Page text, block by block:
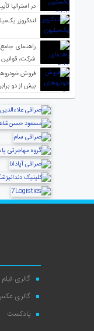
در استرالیا
لندکروزر
شرکت،
فروش
بیش از دو
گالری فیلم
گالری
پادکست